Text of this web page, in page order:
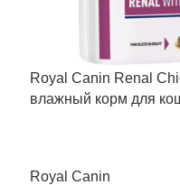
Royal Canin Renal
влажный корм для
Royal Canin